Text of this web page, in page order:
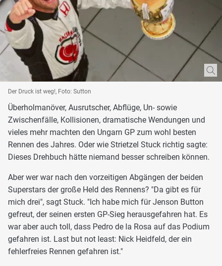
Der Druck ist weg!, Foto: Sutton
Überholmanöver, Ausrutscher, Abflüge, Un- sowie
Zwischenfälle, Kollisionen, dramatische Wendungen und
vieles mehr machten den Ungarn GP zum wohl besten
Rennen des Jahres. Oder wie Strietzel Stuck richtig sagte:
Dieses Drehbuch hätte niemand besser schreiben können.
Aber wer war nach den vorzeitigen Abgängen der beiden
Superstars der große Held des Rennens? "Da gibt es für
mich drei", sagt Stuck. "Ich habe mich für Jenson Button
gefreut, der seinen ersten GP-Sieg herausgefahren hat. Es
war aber auch toll, dass Pedro de la Rosa auf das Podium
gefahren ist. Last but not least: Nick Heidfeld, der ein
fehlerfreies Rennen gefahren ist."